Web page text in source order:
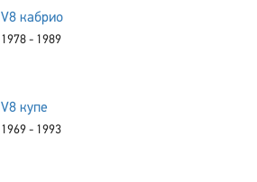
V8 кабрио
1978 - 1989
V8 купе
1969 - 1993